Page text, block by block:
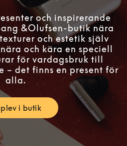
och inspirerande
&Olufsen-butik nära
och estetik själv
och kära en speciell
för vardagsbruk till
– det finns en present för
alla.
i butik
Link Opens in New Tab